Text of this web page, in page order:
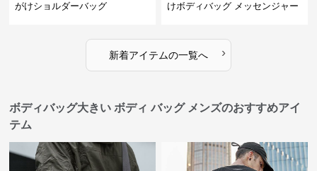
がけショルダーバッグ
けボディバッグ メッセンジャー
新着アイテムの一覧へ ›
ボディバッグ大きい ボディ バッグ メンズのおすすめアイ
テム